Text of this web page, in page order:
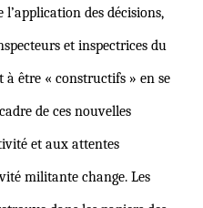
des décisions,
et inspectrices du
être « constructifs » en se
de ces nouvelles
et aux attentes
militante change. Les